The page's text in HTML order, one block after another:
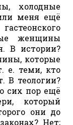
холодные
меня ещё
женщины
В истории?
которые
е. теми, кто
В теологии?
сих пор ещё
который
они до
Нет;